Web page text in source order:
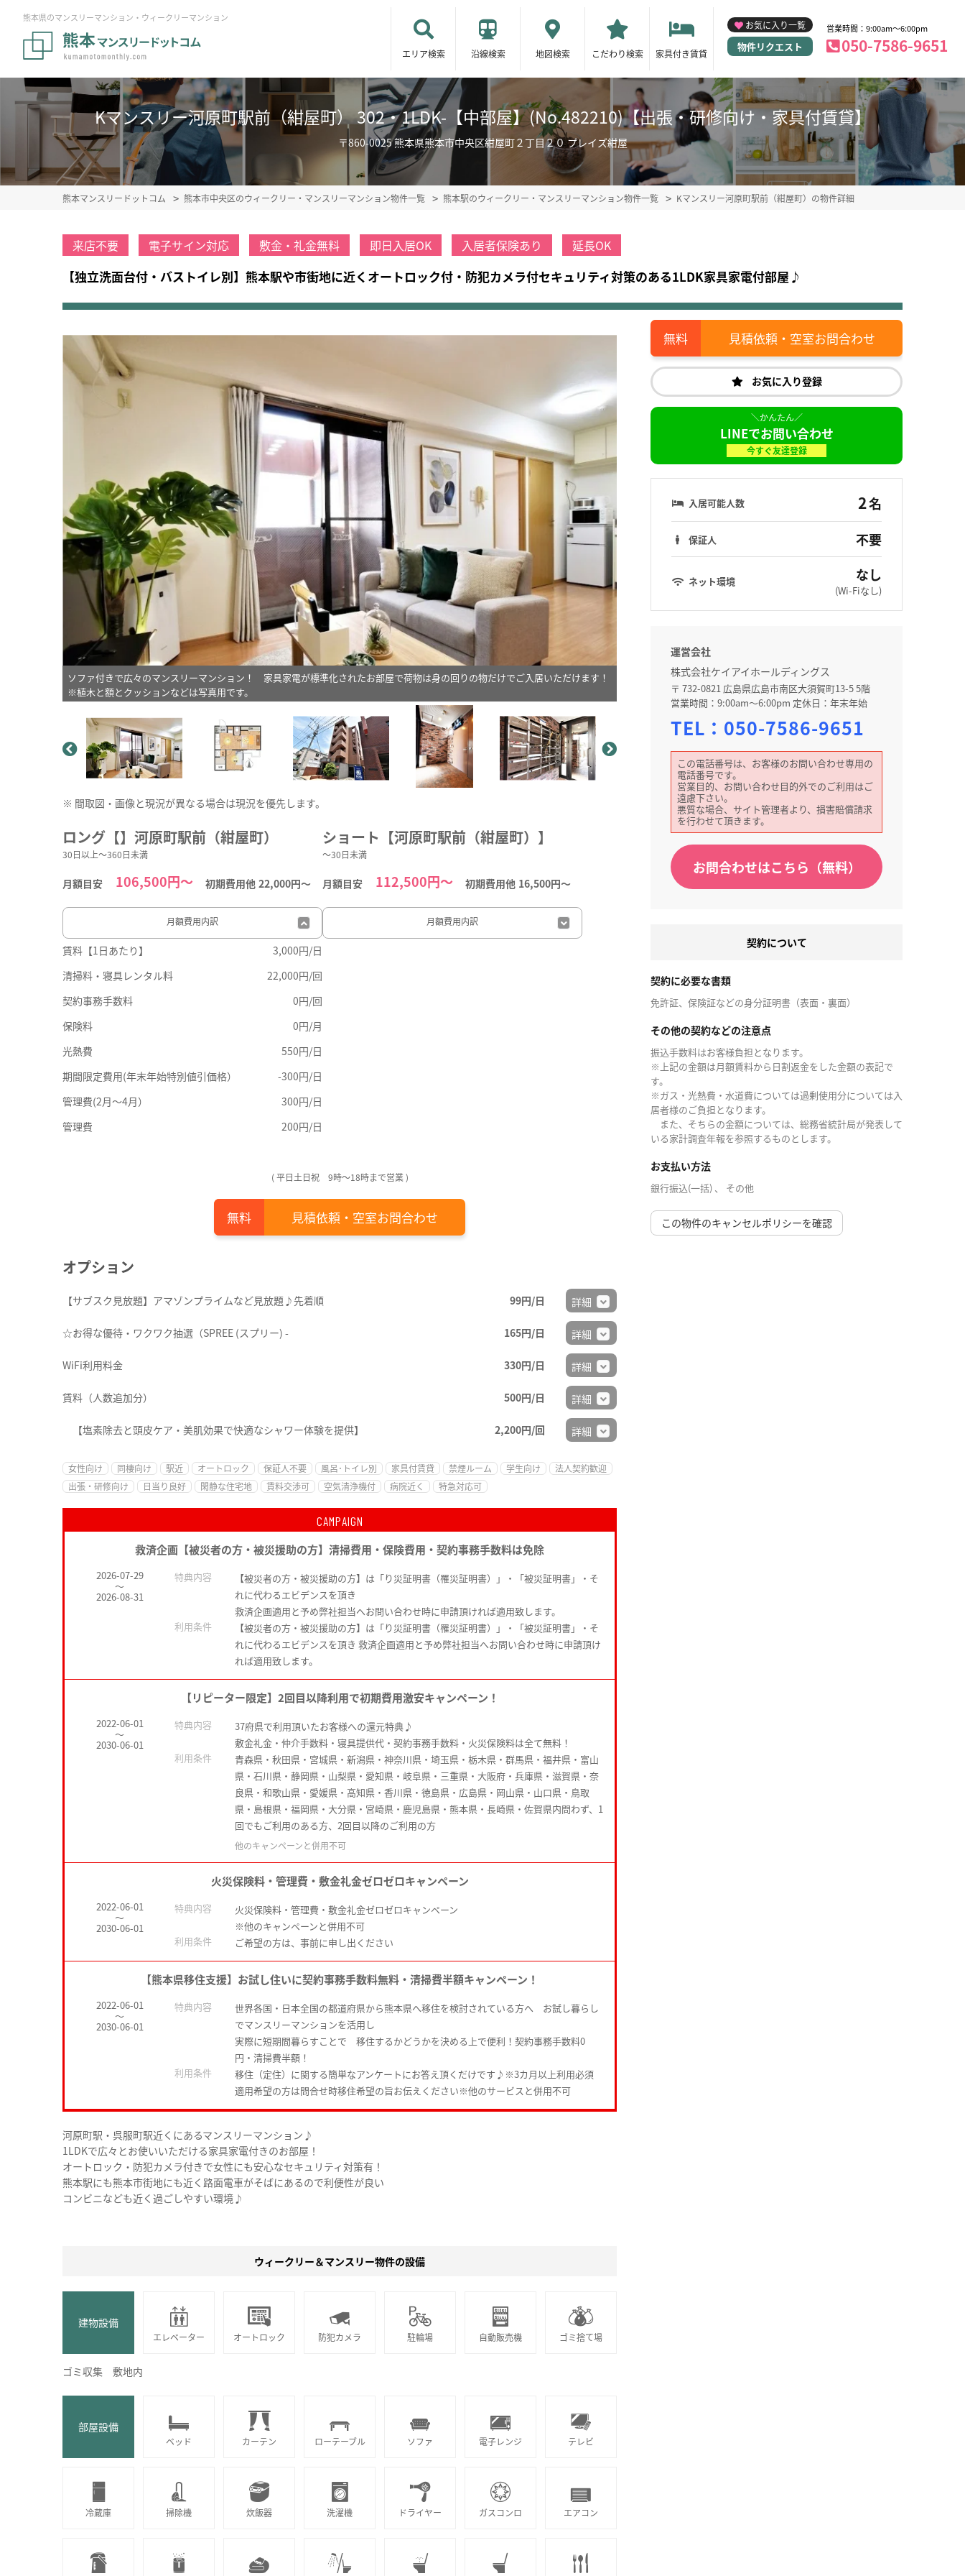
熊本県のマンスリーマンション・ウィークリーマンション
エリア検索 沿線検索 地図検索 こだわり検索 家具付き賃貸
お気に入り一覧
物件リクエスト
営業時間：9:00am～6:00pm
050-7586-9651
Kマンスリー河原町駅前（紺屋町） 302・1LDK-【中部屋】(No.482210)【出張・研修向け・家具付賃貸】
〒860-0025 熊本県熊本市中央区紺屋町２丁目２０ プレイズ紺屋
熊本マンスリードットコム 熊本市中央区のウィークリー・マンスリーマンション物件一覧 熊本駅のウィークリー・マンスリーマンション物件一覧 Kマンスリー河原町駅前（紺屋町）の物件詳細
来店不要 電子サイン対応 敷金・礼金無料 即日入居OK 入居者保険あり 延長OK
【独立洗面台付・バストイレ別】熊本駅や市街地に近くオートロック付・防犯カメラ付セキュリティ対策のある1LDK家具家電付部屋♪
ソファ付きで広々のマンスリーマンション！ 家具家電が標準化されたお部屋で荷物は身の回りの物だけでご入居いただけます！
※植木と額とクッションなどは写真用です。
※ 間取図・画像と現況が異なる場合は現況を優先します。
ロング【】河原町駅前（紺屋町）
30日以上～360日未満
月額目安 106,500円～ 初期費用他 22,000円〜
月額費用内訳
賃料【1日あたり】
3,000円/日
清掃料・寝具レンタル料
22,000円/回
契約事務手数料
0円/回
保険料
0円/月
光熱費
550円/日
期間限定費用(年末年始特別値引価格）
-300円/日
管理費(2月～4月）
300円/日
管理費
200円/日
ショート【河原町駅前（紺屋町）】
～30日未満
月額目安 112,500円～ 初期費用他 16,500円〜
月額費用内訳
( 平日土日祝 9時～18時まで営業 )
見積依頼・空室お問合わせ
オプション
【サブスク見放題】アマゾンプライムなど見放題♪先着順 99円/日 詳細
☆お得な優待・ワクワク抽選（SPREE (スプリー) - 165円/日 詳細
WiFi利用料金 330円/日 詳細
賃料（人数追加分） 500円/日 詳細
【塩素除去と頭皮ケア・美肌効果で快適なシャワー体験を提供】 2,200円/回 詳細
女性向け 同棲向け 駅近 オートロック 保証人不要 風呂･トイレ別 家具付賃貸 禁煙ルーム 学生向け
法人契約歓迎
出張・研修向け
日当り良好 閑静な住宅地 賃料交渉可 空気清浄機付 病院近く 特急対応可
CAMPAIGN
救済企画【被災者の方・被災援助の方】清掃費用・保険費用・契約事務手数料は免除
2026-07-29
～
2026-08-31
特典内容
【被災者の方・被災援助の方】は「り災証明書（罹災証明書）」・「被災証明書」・そ
れに代わるエビデンスを頂き
救済企画適用と予め弊社担当へお問い合わせ時に申請頂ければ適用致します。
利用条件
【被災者の方・被災援助の方】は「り災証明書（罹災証明書）」・「被災証明書」・そ
れに代わるエビデンスを頂き 救済企画適用と予め弊社担当へお問い合わせ時に申請頂け
れば適用致します。
【リピーター限定】2回目以降利用で初期費用激安キャンペーン！
2022-06-01
～
2030-06-01
特典内容
37府県で利用頂いたお客様への還元特典♪
敷金礼金・仲介手数料・寝具提供代・契約事務手数料・火災保険料は全て無料！
利用条件
青森県・秋田県・宮城県・新潟県・神奈川県・埼玉県・栃木県・群馬県・福井県・富山
県・石川県・静岡県・山梨県・愛知県・岐阜県・三重県・大阪府・兵庫県・滋賀県・奈
良県・和歌山県・愛媛県・高知県・香川県・徳島県・広島県・岡山県・山口県・鳥取
県・島根県・福岡県・大分県・宮崎県・鹿児島県・熊本県・長崎県・佐賀県内問わず、1
回でもご利用のある方、2回目以降のご利用の方
他のキャンペーンと併用不可
火災保険料・管理費・敷金礼金ゼロゼロキャンペーン
2022-06-01
～
2030-06-01
特典内容
火災保険料・管理費・敷金礼金ゼロゼロキャンペーン
※他のキャンペーンと併用不可
利用条件
ご希望の方は、事前に申し出ください
【熊本県移住支援】お試し住いに契約事務手数料無料・清掃費半額キャンペーン！
2022-06-01
～
2030-06-01
特典内容
世界各国・日本全国の都道府県から熊本県へ移住を検討されている方へ お試し暮らし
でマンスリーマンションを活用し
実際に短期間暮らすことで 移住するかどうかを決める上で便利！契約事務手数料0
円・清掃費半額！
利用条件
移住（定住）に関する簡単なアンケートにお答え頂くだけです♪※3カ月以上利用必須
適用希望の方は問合せ時移住希望の旨お伝えください※他のサービスと併用不可
河原町駅・呉服町駅近くにあるマンスリーマンション♪
1LDKで広々とお使いいただける家具家電付きのお部屋！
オートロック・防犯カメラ付きで女性にも安心なセキュリティ対策有！
熊本駅にも熊本市街地にも近く路面電車がそばにあるので利便性が良い
コンビニなども近く過ごしやすい環境♪
見積依頼・空室お問合わせ
お気に入り登録
LINEでお問い合わせ
今すぐ友達登録
入居可能人数 2名
保証人 不要
ネット環境 なし
(Wi-Fiなし)
運営会社
株式会社ケイアイホールディングス
〒 732-0821 広島県広島市南区大須賀町13-5 5階
営業時間：9:00am～6:00pm 定休日：年末年始
TEL： 050-7586-9651
この電話番号は、お客様のお問い合わせ専用の
電話番号です。
営業目的、お問い合わせ目的外でのご利用はご
遠慮下さい。
悪質な場合、サイト管理者より、損害賠償請求
を行わせて頂きます。
お問合わせはこちら（無料）
契約について
契約に必要な書類
免許証、保険証などの身分証明書（表面・裏面）
その他の契約などの注意点
振込手数料はお客様負担となります。
※上記の金額は月額賃料から日割返金をした金額の表記で
す。
※ガス・光熱費・水道費については過剰使用分については入
居者様のご負担となります。
また、そちらの金額については、総務省統計局が発表して
いる家計調査年報を参照するものとします。
お支払い方法
銀行振込(一括) 、 その他
この物件のキャンセルポリシーを確認
ウィークリー＆マンスリー物件の設備
建物設備
エレベーター オートロック 防犯カメラ 駐輪場 自動販売機 ゴミ捨て場
ゴミ収集 敷地内
部屋設備
ベッド カーテン ローテーブル ソファ 電子レンジ テレビ
冷蔵庫 掃除機 炊飯器 洗濯機 ドライヤー ガスコンロ エアコン